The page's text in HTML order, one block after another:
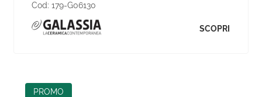
Cod: 179-G06130
SCOPRI
PROMO